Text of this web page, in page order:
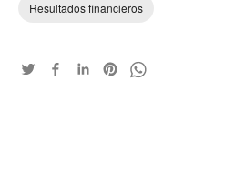
Resultados financieros